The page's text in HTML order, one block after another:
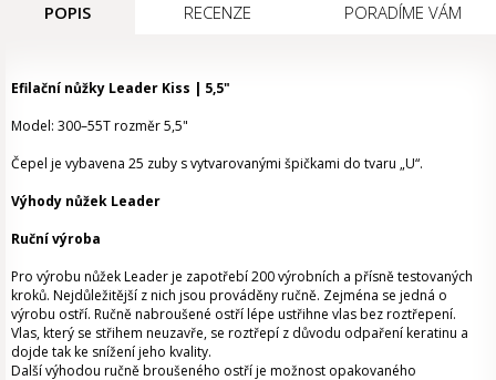
POPIS RECENZE PORADÍME VÁM
Efilační nůžky Leader Kiss | 5,5"
Model: 300–55Trozměr 5,5"
Čepel je vybavena 25 zuby s vytvarovanými špičkami do tvaru „U“.
Výhody nůžek Leader
Ruční výroba
Pro výrobu nůžek Leader je zapotřebí 200 výrobních a přísně testovaných
kroků. Nejdůležitější z nich jsou prováděny ručně. Zejména se jedná o
výrobu ostří. Ručně nabroušené ostří lépe ustřihne vlas bez roztřepení.
Vlas, který se střihem neuzavře, se roztřepí z důvodu odpaření keratinu a
dojde tak ke snížení jeho kvality.
Další výhodou ručně broušeného ostří je možnost opakovaného